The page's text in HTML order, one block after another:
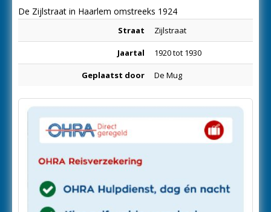
De Zijlstraat in Haarlem omstreeks 1924
Straat Zijlstraat
Jaartal 1920 tot 1930
Geplaatst door De Mug